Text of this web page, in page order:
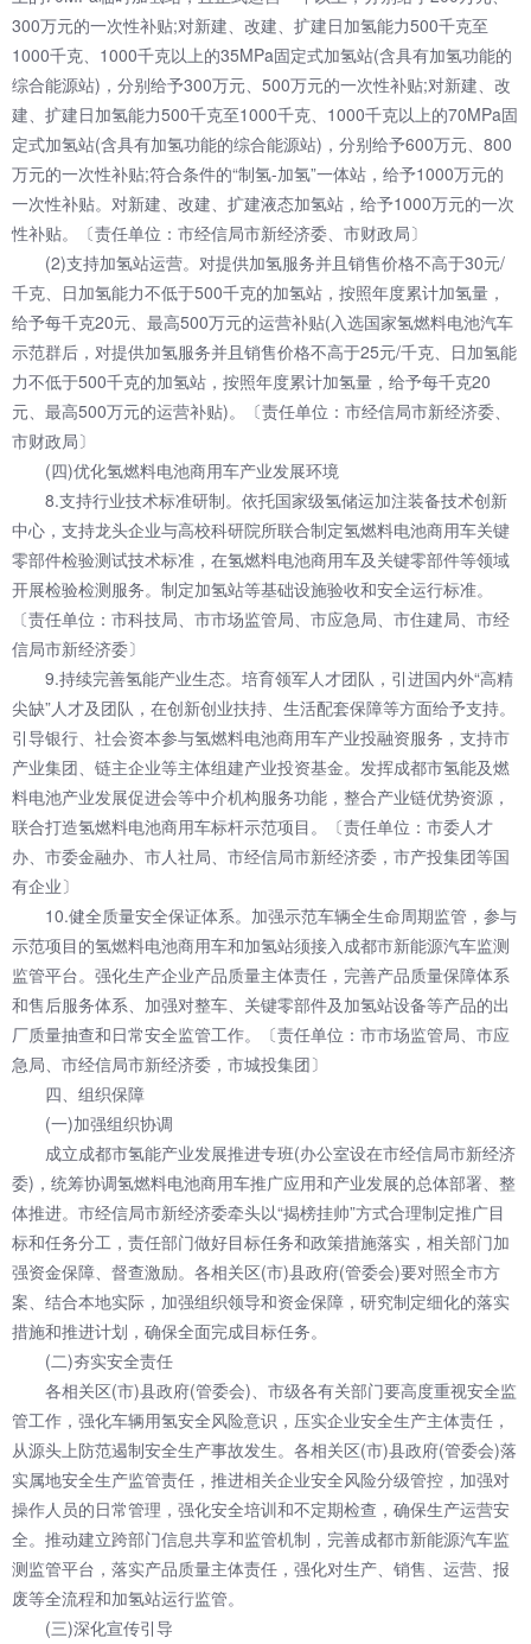
300万元的一次性补贴;对新建、改建、扩建日加氢能力500千克至
1000千克、1000千克以上的35MPa固定式加氢站(含具有加氢功能的
综合能源站)，分别给予300万元、500万元的一次性补贴;对新建、改
建、扩建日加氢能力500千克至1000千克、1000千克以上的70MPa固
定式加氢站(含具有加氢功能的综合能源站)，分别给予600万元、800
万元的一次性补贴;符合条件的“制氢-加氢”一体站，给予1000万元的
一次性补贴。对新建、改建、扩建液态加氢站，给予1000万元的一次
性补贴。〔责任单位：市经信局市新经济委、市财政局〕
(2)支持加氢站运营。对提供加氢服务并且销售价格不高于30元/
千克、日加氢能力不低于500千克的加氢站，按照年度累计加氢量，
给予每千克20元、最高500万元的运营补贴(入选国家氢燃料电池汽车
示范群后，对提供加氢服务并且销售价格不高于25元/千克、日加氢能
力不低于500千克的加氢站，按照年度累计加氢量，给予每千克20
元、最高500万元的运营补贴)。〔责任单位：市经信局市新经济委、
市财政局〕
(四)优化氢燃料电池商用车产业发展环境
8.支持行业技术标准研制。依托国家级氢储运加注装备技术创新
中心，支持龙头企业与高校科研院所联合制定氢燃料电池商用车关键
零部件检验测试技术标准，在氢燃料电池商用车及关键零部件等领域
开展检验检测服务。制定加氢站等基础设施验收和安全运行标准。
〔责任单位：市科技局、市市场监管局、市应急局、市住建局、市经
信局市新经济委〕
9.持续完善氢能产业生态。培育领军人才团队，引进国内外“高精
尖缺”人才及团队，在创新创业扶持、生活配套保障等方面给予支持。
引导银行、社会资本参与氢燃料电池商用车产业投融资服务，支持市
产业集团、链主企业等主体组建产业投资基金。发挥成都市氢能及燃
料电池产业发展促进会等中介机构服务功能，整合产业链优势资源，
联合打造氢燃料电池商用车标杆示范项目。〔责任单位：市委人才
办、市委金融办、市人社局、市经信局市新经济委，市产投集团等国
有企业〕
10.健全质量安全保证体系。加强示范车辆全生命周期监管，参与
示范项目的氢燃料电池商用车和加氢站须接入成都市新能源汽车监测
监管平台。强化生产企业产品质量主体责任，完善产品质量保障体系
和售后服务体系、加强对整车、关键零部件及加氢站设备等产品的出
厂质量抽查和日常安全监管工作。〔责任单位：市市场监管局、市应
急局、市经信局市新经济委，市城投集团〕
四、组织保障
(一)加强组织协调
成立成都市氢能产业发展推进专班(办公室设在市经信局市新经济
委)，统筹协调氢燃料电池商用车推广应用和产业发展的总体部署、整
体推进。市经信局市新经济委牵头以“揭榜挂帅”方式合理制定推广目
标和任务分工，责任部门做好目标任务和政策措施落实，相关部门加
强资金保障、督查激励。各相关区(市)县政府(管委会)要对照全市方
案、结合本地实际，加强组织领导和资金保障，研究制定细化的落实
措施和推进计划，确保全面完成目标任务。
(二)夯实安全责任
各相关区(市)县政府(管委会)、市级各有关部门要高度重视安全监
管工作，强化车辆用氢安全风险意识，压实企业安全生产主体责任，
从源头上防范遏制安全生产事故发生。各相关区(市)县政府(管委会)落
实属地安全生产监管责任，推进相关企业安全风险分级管控，加强对
操作人员的日常管理，强化安全培训和不定期检查，确保生产运营安
全。推动建立跨部门信息共享和监管机制，完善成都市新能源汽车监
测监管平台，落实产品质量主体责任，强化对生产、销售、运营、报
废等全流程和加氢站运行监管。
(三)深化宣传引导